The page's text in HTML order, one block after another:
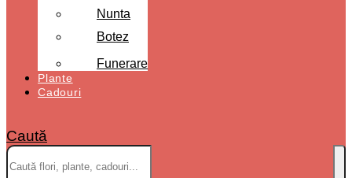
Nunta
Botez
Funerare
Plante
Cadouri
Caută